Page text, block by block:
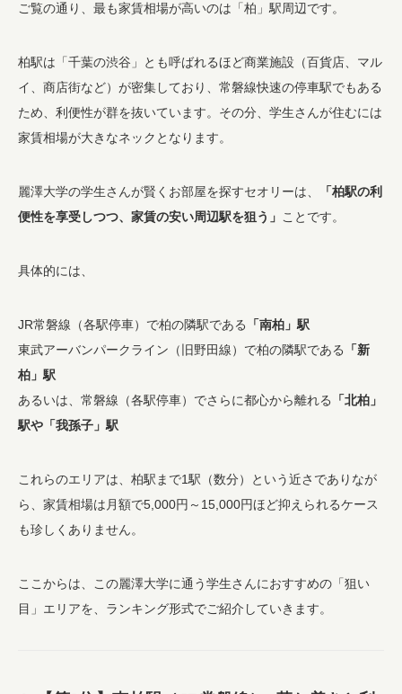
ご覧の通り、最も家賃相場が高いのは「柏」駅周辺です。
柏駅は「千葉の渋谷」とも呼ばれるほど商業施設（百貨店、マル
イ、商店街など）が密集しており、常磐線快速の停車駅でもある
ため、利便性が群を抜いています。その分、学生さんが住むには
家賃相場が大きなネックとなります。
麗澤大学の学生さんが賢くお部屋を探すセオリーは、
「柏駅の利
便性を享受しつつ、家賃の安い周辺駅を狙う」 ことです。
具体的には、
JR常磐線（各駅停車）で柏の隣駅である
「南柏」駅
東武アーバンパークライン（旧野田線）で柏の隣駅である
「新
柏」駅
あるいは、常磐線（各駅停車）でさらに都心から離れる
「北柏」
駅や「我孫子」駅
これらのエリアは、柏駅まで1駅（数分）という近さでありなが
ら、家賃相場は月額で5,000円～15,000円ほど抑えられるケース
も珍しくありません。
ここからは、この麗澤大学に通う学生さんにおすすめの「狙い
目」エリアを、ランキング形式でご紹介していきます。